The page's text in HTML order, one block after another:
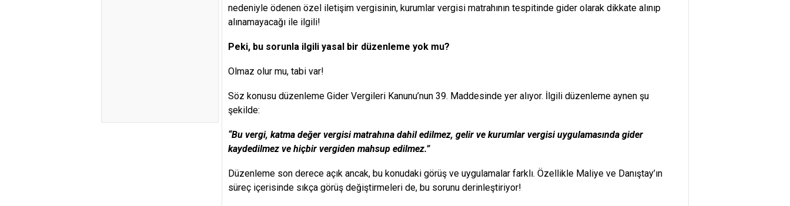
nedeniyle ödenen özel iletişim vergisinin, kurumlar vergisi matrahının tespitinde gider olarak dikkate alınıp
alınamayacağı ile ilgili!
Peki, bu sorunla ilgili yasal bir düzenleme yok mu?
Olmaz olur mu, tabi var!
Söz konusu düzenleme Gider Vergileri Kanunu’nun 39. Maddesinde yer alıyor. İlgili düzenleme aynen şu
şekilde:
“Bu vergi, katma değer vergisi matrahına dahil edilmez, gelir ve kurumlar vergisi uygulamasında gider
kaydedilmez ve hiçbir vergiden mahsup edilmez.”
Düzenleme son derece açık ancak, bu konudaki görüş ve uygulamalar farklı. Özellikle Maliye ve Danıştay’ın
süreç içerisinde sıkça görüş değiştirmeleri de, bu sorunu derinleştiriyor!